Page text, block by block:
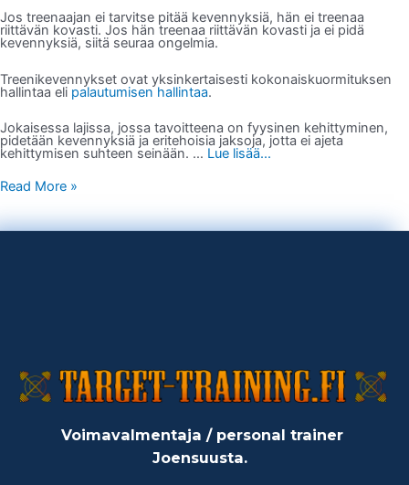
Jos treenaajan ei tarvitse pitää kevennyksiä, hän ei treenaa
riittävän kovasti. Jos hän treenaa riittävän kovasti ja ei pidä
kevennyksiä, siitä seuraa ongelmia.
Treenikevennykset ovat yksinkertaisesti kokonaiskuormituksen
hallintaa eli palautumisen hallintaa.
Jokaisessa lajissa, jossa tavoitteena on fyysinen kehittyminen,
pidetään kevennyksiä ja eritehoisia jaksoja, jotta ei ajeta
kehittymisen suhteen seinään. … Lue lisää...
Read More »
Voimavalmentaja / personal trainer
Joensuusta.